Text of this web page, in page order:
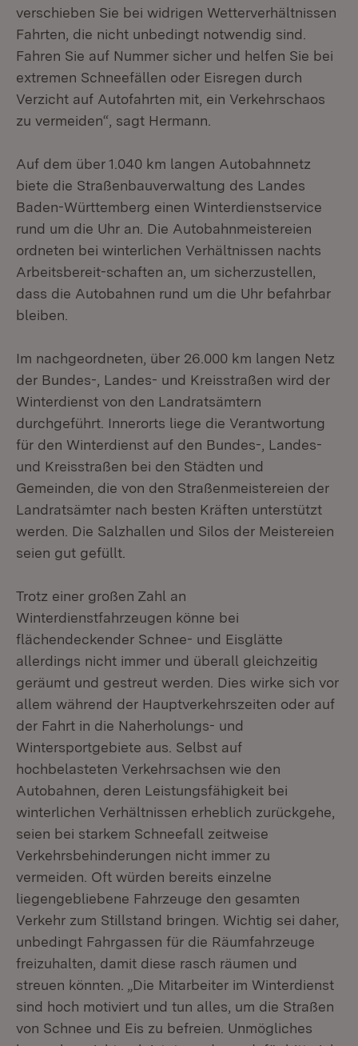
verschieben Sie bei widrigen Wetterverhältnissen
Fahrten, die nicht unbedingt notwendig sind.
Fahren Sie auf Nummer sicher und helfen Sie bei
extremen Schneefällen oder Eisregen durch
Verzicht auf Autofahrten mit, ein Verkehrschaos
zu vermeiden“, sagt Hermann.
Auf dem über 1.040 km langen Autobahnnetz
biete die Straßenbauverwaltung des Landes
Baden-Württemberg einen Winterdienstservice
rund um die Uhr an. Die Autobahnmeistereien
ordneten bei winterlichen Verhältnissen nachts
Arbeitsbereit-schaften an, um sicherzustellen,
dass die Autobahnen rund um die Uhr befahrbar
bleiben.
Im nachgeordneten, über 26.000 km langen Netz
der Bundes-, Landes- und Kreisstraßen wird der
Winterdienst von den Landratsämtern
durchgeführt. Innerorts liege die Verantwortung
für den Winterdienst auf den Bundes-, Landes-
und Kreisstraßen bei den Städten und
Gemeinden, die von den Straßenmeistereien der
Landratsämter nach besten Kräften unterstützt
werden. Die Salzhallen und Silos der Meistereien
seien gut gefüllt.
Trotz einer großen Zahl an
Winterdienstfahrzeugen könne bei
flächendeckender Schnee- und Eisglätte
allerdings nicht immer und überall gleichzeitig
geräumt und gestreut werden. Dies wirke sich vor
allem während der Hauptverkehrszeiten oder auf
der Fahrt in die Naherholungs- und
Wintersportgebiete aus. Selbst auf
hochbelasteten Verkehrsachsen wie den
Autobahnen, deren Leistungsfähigkeit bei
winterlichen Verhältnissen erheblich zurückgehe,
seien bei starkem Schneefall zeitweise
Verkehrsbehinderungen nicht immer zu
vermeiden. Oft würden bereits einzelne
liegengebliebene Fahrzeuge den gesamten
Verkehr zum Stillstand bringen. Wichtig sei daher,
unbedingt Fahrgassen für die Räumfahrzeuge
freizuhalten, damit diese rasch räumen und
streuen könnten. „Die Mitarbeiter im Winterdienst
sind hoch motiviert und tun alles, um die Straßen
von Schnee und Eis zu befreien. Unmögliches